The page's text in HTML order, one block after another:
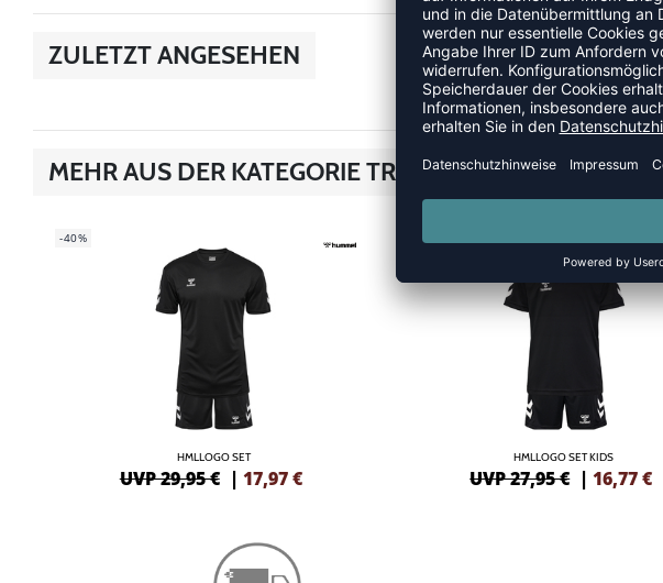
ZULETZT ANGESEHEN
MEHR AUS DER KATEGORIE TRIKOTS
-40%
HMLLOGO SET
UVP 29,95 € | 17,97€
-40%
HMLLOGO SET KIDS
UVP 27,95 € |16,77€